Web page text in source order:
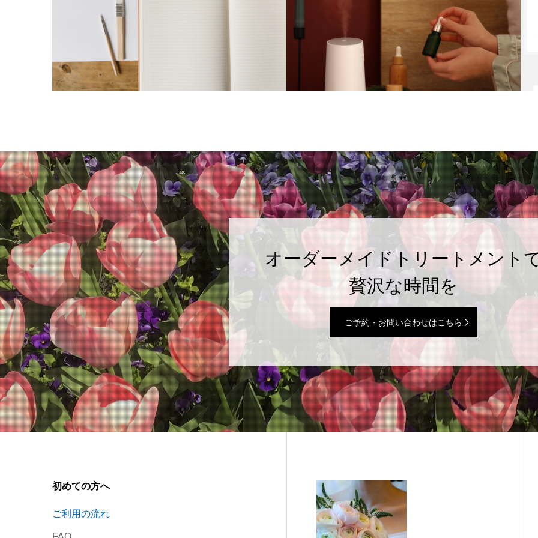
オーダーメイドトリートメント
贅沢な時間を
ご予約・お問い合わせはこちら
初めての方へ
ご利用の流れ